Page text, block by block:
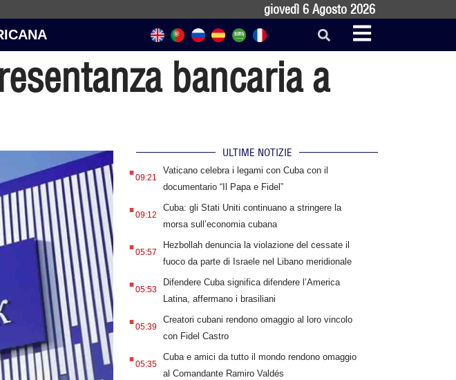
giovedì 6 Agosto 2026
bancaria a
ULTIME NOTIZIE
.09:21
Vaticano celebra i legami con Cuba con il
documentario “Il Papa e Fidel”
.09:12
Cuba: gli Stati Uniti continuano a stringere la
morsa sull’economia cubana
.05:57
Hezbollah denuncia la violazione del cessate il
fuoco da parte di Israele nel Libano meridionale
.05:53
Difendere Cuba significa difendere l’America
Latina, affermano i brasiliani
.05:39
Creatori cubani rendono omaggio al loro vincolo
con Fidel Castro
.05:35
Cuba e amici da tutto il mondo rendono omaggio
al Comandante Ramiro Valdés